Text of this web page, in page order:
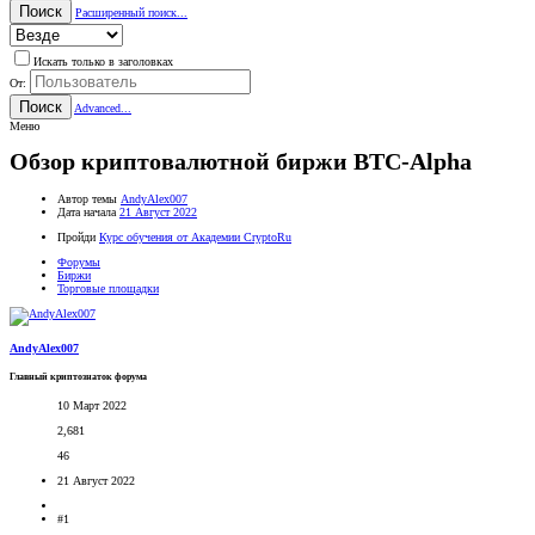
Поиск Расширенный поиск...
Искать только в заголовках
От:
Поиск
Advanced...
Меню
Обзор криптовалютной биржи BTC-Alpha
Автор темы AndyAlex007
Дата начала 21 Август 2022
Пройди Курс обучения от Академии CryptoRu
Форумы
Биржи
Торговые площадки
AndyAlex007
Главный криптознаток форума
10 Март 2022
2,681
46
21 Август 2022
#1